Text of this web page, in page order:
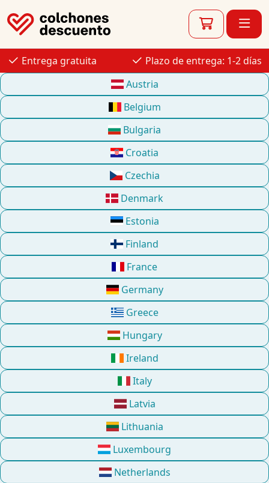
Entrega gratuita
Plazo de entrega: 1-2 días
Austria
Belgium
Bulgaria
Croatia
Czechia
Denmark
Estonia
Finland
France
Germany
Greece
Hungary
Ireland
Italy
Latvia
Lithuania
Luxembourg
Netherlands